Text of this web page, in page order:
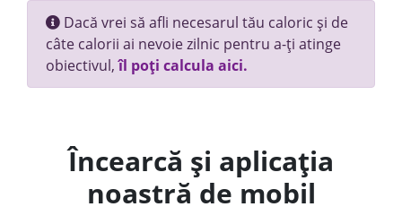
Dacă vrei să afli necesarul tău caloric și de
câte calorii ai nevoie zilnic pentru a-ți atinge
obiectivul,îl poți calcula aici.
Încearcă și aplicația
noastră de mobil